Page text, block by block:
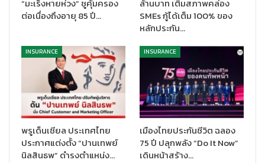
Predicable:การนำข้อมูลเข้ามาช่วยวิเคราะห์ถึงความต้องการ
ที่แท้จริง เพื่อให้ออกแบบผลิตภัณฑ์ที่เหมาะสมกับลูกค้าใน
Simple:การนำเสนอผลิตภัณฑ์และการบริการที่เข้าใจได้ง่าย
ไม่ซับซ้อน
จากการสำรวจตลาดและพฤติกรรมของผู้บริโภคที่ซิกน่ามุ่งศึกษามา
โดยตลอด พบว่า คนไทยส่วนใหญ่มีอัตราการป่วยและเสียชีวิตจาก
กลุ่มโรค NCD’s หรือกลุ่มโรคไม่ติดต่อเรื้อรังมากที่สุด ซึ่งสาเหตุหลัก
เกิดมาจากพฤติกรรมในการใช้ชีวิตอย่างไม่รอบคอบ ความเครียด และ
สภาพแวดล้อมที่ไม้เอื้ออำนวย โดยซิกน่าได้เรียนรู้และเก็บเกี่ยว
“มะเร็งหายห่วง” ชูคุ้มครอง
ต่อเนื่องถึงอายุ 85 ปี…
ล้านบาท เติมสภาพคล่อง
SMEs กู้ได้เต็ม 100% ของ
หลักประกัน…
INSURANCE
พรูเด็นเชียล ประเทศไทย
ประกาศแต่งตั้ง “ปานเทพย์
นิลสินธพ” ดำรงตำแหน่ง…
INSURANCE
เมืองไทยประกันชีวิต ฉลอง
75 ปี ปลุกพลัง “Do It Now”
เดินหน้าสร้าง…